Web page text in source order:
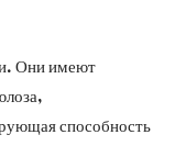
Они имеют
способность